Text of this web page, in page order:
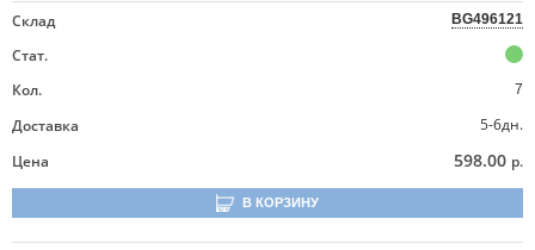
Склад BG496121
Стат.
Кол.
7
Доставка
5-6дн.
Цена
598.00 р.
В КОРЗИНУ